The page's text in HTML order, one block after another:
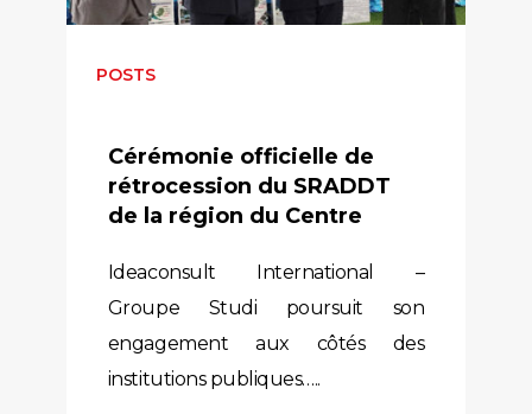
POSTS
Cérémonie officielle de
rétrocession du SRADDT
de la région du Centre
Ideaconsult International –
Groupe Studi poursuit son
engagement aux côtés des
institutions publiques…..